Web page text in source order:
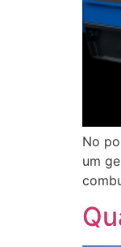
No
um